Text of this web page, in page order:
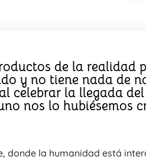
de la realidad
y no tiene nada de
celebrar la llegada
nos lo hubiésemos
donde la humanidad está